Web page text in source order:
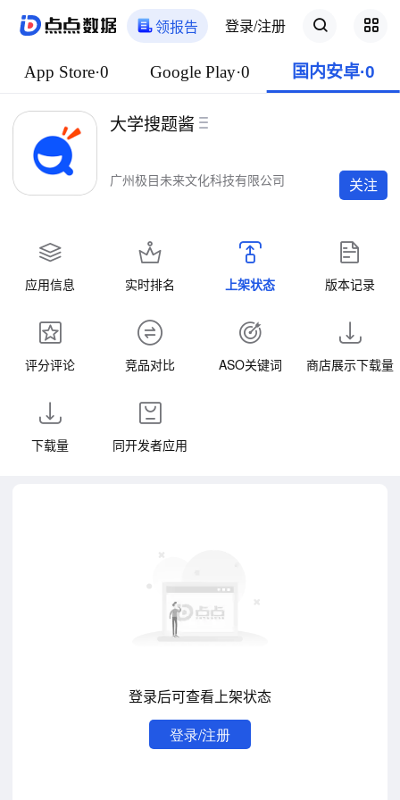
领报告 登录/注册
App Store·0 Google Play·0 国内安卓·0
大学搜题酱
广州极目未来文化科技有限公司 关注
应用信息 实时排名 上架状态 版本记录
评分评论 竞品对比 ASO关键词 商店展示下载量
下载量 同开发者应用
登录后可查看上架状态
登录/注册